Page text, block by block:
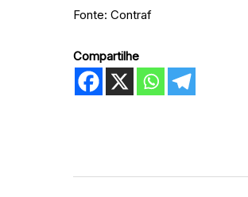
Fonte: Contraf
Compartilhe